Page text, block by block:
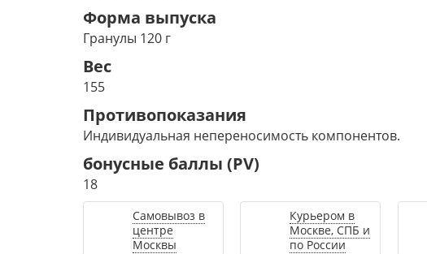
Форма выпуска
Гранулы 120 г
Вес
155
Противопоказания
Индивидуальная непереносимость компонентов.
бонусные баллы (PV)
18
Самовывоз в
центре
Москвы
Курьером в
Москве, СПБ и
по России